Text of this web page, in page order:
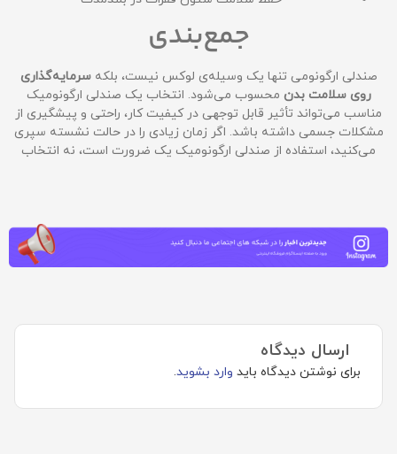
جمع‌بندی
صندلی ارگونومی تنها یک وسیله‌ی لوکس نیست، بلکهسرمایه‌گذاری
روی سلامت بدن محسوب می‌شود. انتخاب یک صندلی ارگونومیک
مناسب می‌تواند تأثیر قابل توجهی در کیفیت کار، راحتی و پیشگیری از
مشکلات جسمی داشته باشد. اگر زمان زیادی را در حالت نشسته سپری
می‌کنید، استفاده از صندلی ارگونومیک یک ضرورت است، نه انتخاب
ارسال دیدگاه
برای نوشتن دیدگاه باید وارد بشوید.